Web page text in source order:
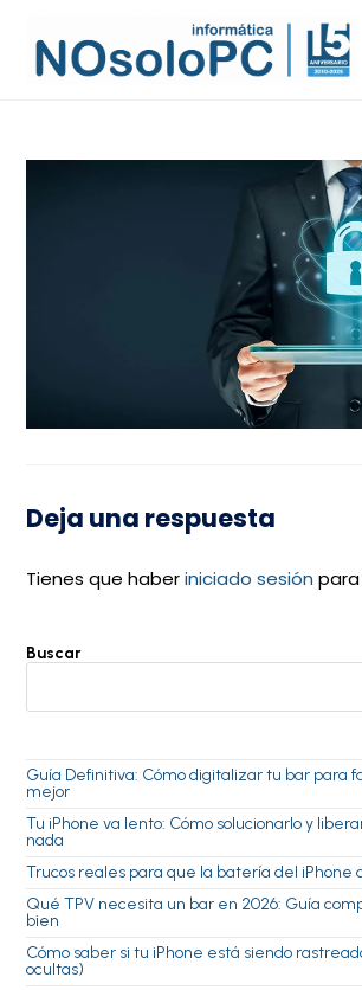
Deja una respuesta
Tienes que haberiniciado sesión
Buscar
Guía Definitiva: Cómo digitalizar tu bar para
mejor
Tu iPhone va lento: Cómo solucionarlo y
nada
Trucos reales para que la batería del iPhone
Qué TPV necesita un bar en 2026: Guía
bien
Cómo saber si tu iPhone está siendo
ocultas)